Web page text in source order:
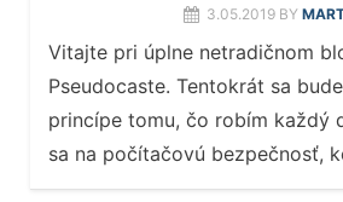
3.05.2019 BY
Vitajte pri úplne netradičnom
Pseudocaste. Tentokrát sa
princípe tomu, čo robím každý
sa na počítačovú bezpečnosť,